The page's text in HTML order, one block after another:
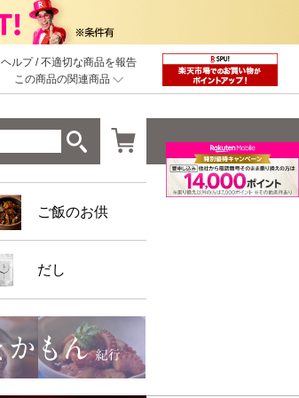
ヘルプ/不適切な商品を報告
この商品の関連商品